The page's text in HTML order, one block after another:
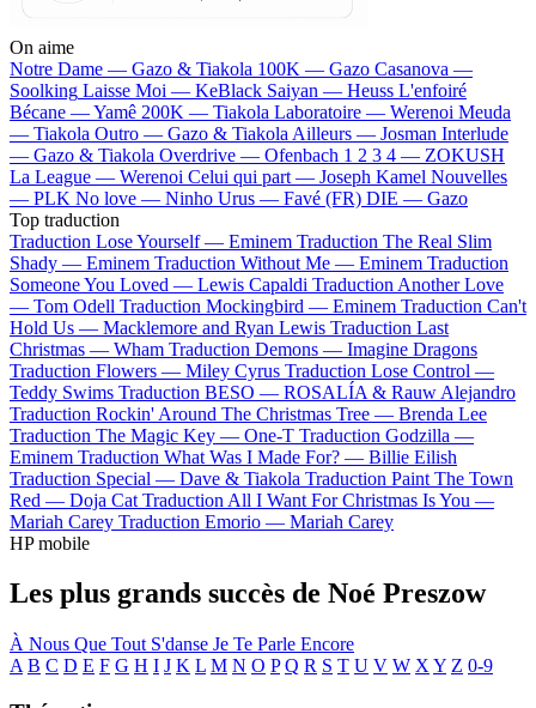
On aime
Notre Dame — Gazo & Tiakola 100K — Gazo Casanova —
Soolking Laisse Moi — KeBlack Saiyan — Heuss L'enfoiré
Bécane —Yamê 200K — Tiakola Laboratoire — Werenoi Meuda
— Tiakola Outro — Gazo & Tiakola Ailleurs — Josman Interlude
— Gazo & Tiakola Overdrive — Ofenbach 1 2 3 4 — ZOKUSH
La League — Werenoi Celui qui part — Joseph Kamel Nouvelles
— PLK No love — Ninho Urus — Favé (FR) DIE — Gazo
Top traduction
Traduction Lose Yourself — Eminem Traduction The Real Slim
Shady — Eminem Traduction Without Me — Eminem Traduction
Someone You Loved — Lewis Capaldi Traduction Another Love
— Tom Odell Traduction Mockingbird — Eminem Traduction Can't
Hold Us — Macklemore and Ryan Lewis Traduction Last
Christmas — Wham Traduction Demons — Imagine Dragons
Traduction Flowers — Miley Cyrus Traduction Lose Control —
Teddy Swims Traduction BESO — ROSALÍA & Rauw Alejandro
Traduction Rockin' Around The Christmas Tree — Brenda Lee
Traduction The Magic Key — One-T Traduction Godzilla —
Eminem Traduction What Was I Made For? — Billie Eilish
Traduction Special — Dave & Tiakola Traduction Paint The Town
Red — Doja Cat Traduction All I Want For Christmas Is You —
Mariah Carey Traduction Emorio — Mariah Carey
HP mobile
Les plus grands succès de Noé Preszow
À Nous Que Tout S'danse Je Te Parle Encore
A B C D E F G H I J K L M N O P Q R S T U V W X Y Z 0-9